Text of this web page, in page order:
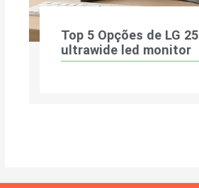
Top 5 Opções de LG 25
ultrawide led monitor